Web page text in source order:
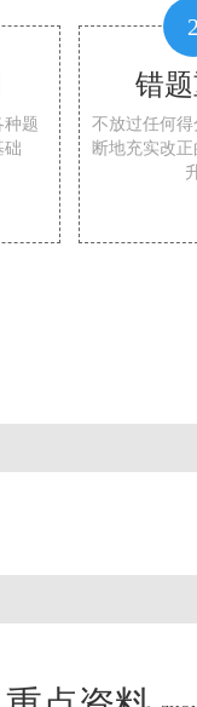
种题
础
2
错
不放过任何
断地充实改